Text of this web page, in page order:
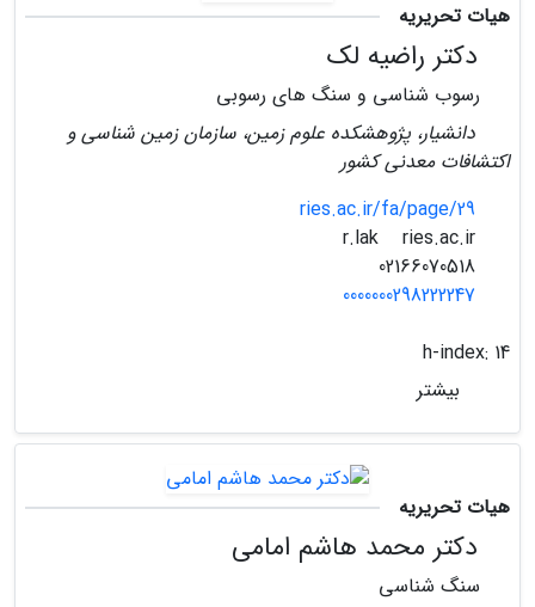
هیات تحریریه
دکتر راضیه لک
رسوب شناسی و سنگ های رسوبی
دانشیار، پژوهشکده علوم زمین، سازمان زمین شناسی و
اکتشافات معدنی کشور
ries.ac.ir/fa/page/29
ries.ac.ir
0000000298222247
h-index: 14
بیشتر
هیات تحریریه
دکتر محمد هاشم امامی
سنگ شناسی